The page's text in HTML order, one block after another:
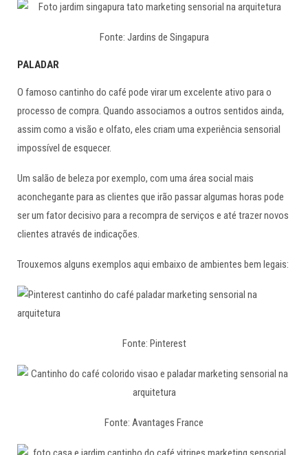
Fonte: Jardins de Singapura
PALADAR
O famoso cantinho do café pode virar um excelente ativo para o
processo de compra. Quando associamos a outros sentidos ainda,
assim como a visão e olfato, eles criam uma experiência sensorial
impossível de esquecer.
Um salão de beleza por exemplo, com uma área social mais
aconchegante para as clientes que irão passar algumas horas pode
ser um fator decisivo para a recompra de serviços e até trazer novos
clientes através de indicações.
Trouxemos alguns exemplos aqui embaixo de ambientes bem legais:
Fonte: Pinterest
Fonte: Avantages France